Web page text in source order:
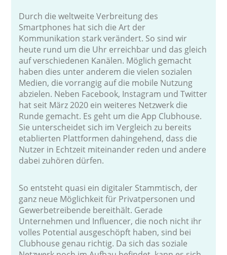
Durch die weltweite Verbreitung des
Smartphones hat sich die Art der
Kommunikation stark verändert. So sind wir
heute rund um die Uhr erreichbar und das gleich
auf verschiedenen Kanälen. Möglich gemacht
haben dies unter anderem die vielen sozialen
Medien, die vorrangig auf die mobile Nutzung
abzielen. Neben Facebook, Instagram und Twitter
hat seit März 2020 ein weiteres Netzwerk die
Runde gemacht. Es geht um die App Clubhouse.
Sie unterscheidet sich im Vergleich zu bereits
etablierten Plattformen dahingehend, dass die
Nutzer in Echtzeit miteinander reden und andere
dabei zuhören dürfen.
So entsteht quasi ein digitaler Stammtisch, der
ganz neue Möglichkeit für Privatpersonen und
Gewerbetreibende bereithält. Gerade
Unternehmen und Influencer, die noch nicht ihr
volles Potential ausgeschöpft haben, sind bei
Clubhouse genau richtig. Da sich das soziale